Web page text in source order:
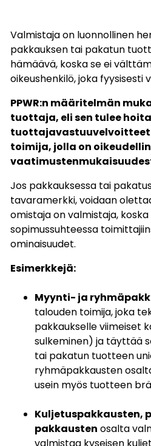
Valmistaja on luonnollinen
pakkauksen tai pakatun
hämäävä, koska se ei
oikeushenkilö, joka fyysisesti
PPWR:n määritelmän
tuottaja, eli sen tulee
toimija, jolla on
Jos pakkauksessa tai
tavaramerkki, voidaan
omistaja on valmistaja,
sopimussuhteessa
ominaisuudet.
Esimerkkejä:
Myynti- ja
talouden toimija, joka
pakkaukselle viimeiset
sulkeminen) ja täyttää
tai pakatun tuotteen
ryhmäpakkausten
usein myös tuotteen
Kuljetuspakkausten,
pakkausten osalta
valmistaa kyseisen